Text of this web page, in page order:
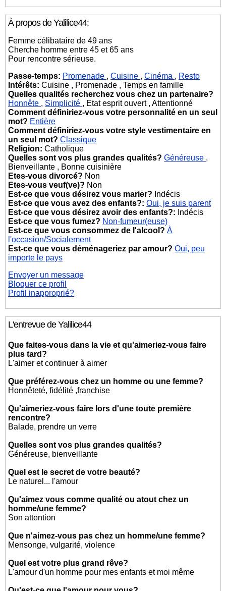
À propos de Yalilice44:
Femme célibataire de 49 ans
Cherche homme entre 45 et 65 ans
Pour rencontre sérieuse.
Passe-temps: Promenade ,Cuisine ,Cinéma , Resto
Intérêts: Cuisine , Promenade , Temps en famille
Quelles qualités recherchez vous chez un partenaire?
Honnête , Simplicité , Etat esprit ouvert , Attentionné
Comment définiriez-vous votre personnalité en un seul
mot? Entière
Comment définiriez-vous votre style vestimentaire en
un seul mot? Classique
Religion: Catholique
Quelles sont vos plus grandes qualités? Généreuse ,
Bienveillante , Bonne cuisinière
Etes-vous divorcé? Non
Etes-vous veuf(ve)? Non
Est-ce que vous désirez vous marier? Indécis
Est-ce que vous avez des enfants?: Oui, je suis parent
Est-ce que vous désirez avoir des enfants?: Indécis
Est-ce que vous fumez? Non-fumeur(euse)
Est-ce que vous consommez de l'alcool? À
l'occasion/Socialement
Est-ce que vous déménageriez par amour? Oui, peu
importe le pays
Envoyer un message
Bloquer ce profil
Profil inapproprié?
L'entrevue de Yalilice44
Que faites-vous dans la vie et qu'aimeriez-vous faire
plus tard?
L'aimer et continuer à aimer
Que préférez-vous chez un homme ou une femme?
Honnêteté, fidélité ,franchise
Qu'aimeriez-vous faire lors d'une toute première
rencontre?
Balade, prendre un verre
Quelles sont vos plus grandes qualités?
Généreuse, bienveillante
Quel est le secret de votre beauté?
Le naturel... l'amour
Qu'aimez vous comme qualité ou atout chez un
homme/une femme?
Son attention
Que n'aimez-vous pas chez un homme/une femme?
Mensonge, vulgarité, violence
Quel est votre plus grand rêve?
L'amour d'un homme pour mes enfants et moi même